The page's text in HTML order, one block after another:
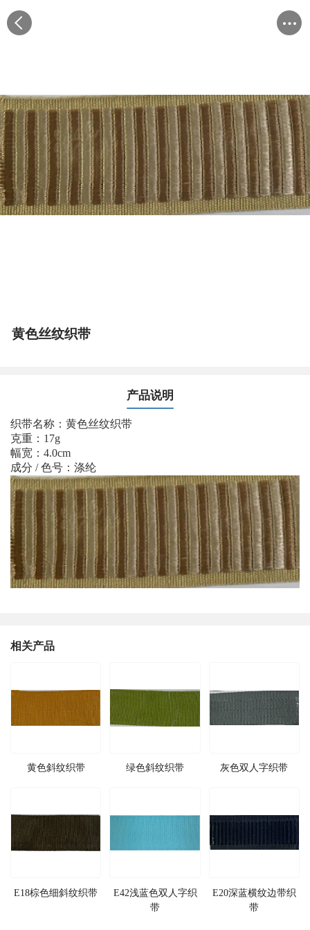
黄色丝纹织带
产品说明
织带名称：黄色丝纹织带
克重：17g
幅宽：4.0cm
成分 / 色号：涤纶
相关产品
黄色斜纹织带 绿色斜纹织带 灰色双人字织带
E18棕色细斜纹织带
E42浅蓝色双人字织
带
E20深蓝横纹边带织
带